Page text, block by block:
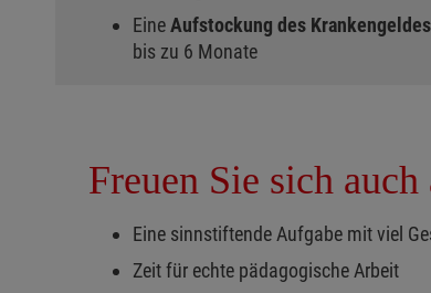
EineAufstockung des Krankengeldes
bis zu 6 Monate
Freuen Sie sich auch
Eine sinnstiftende Aufgabe mit viel
Zeit für echte pädagogische Arbeit